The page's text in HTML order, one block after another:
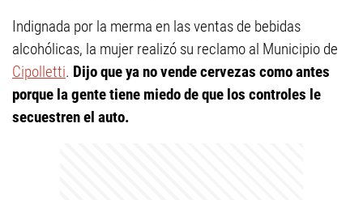
Indignada por la merma en las ventas de bebidas
alcohólicas, la mujer realizó su reclamo al Municipio de
Cipolletti. Dijo que ya no vende cervezas como antes
porque la gente tiene miedo de que los controles le
secuestren el auto.